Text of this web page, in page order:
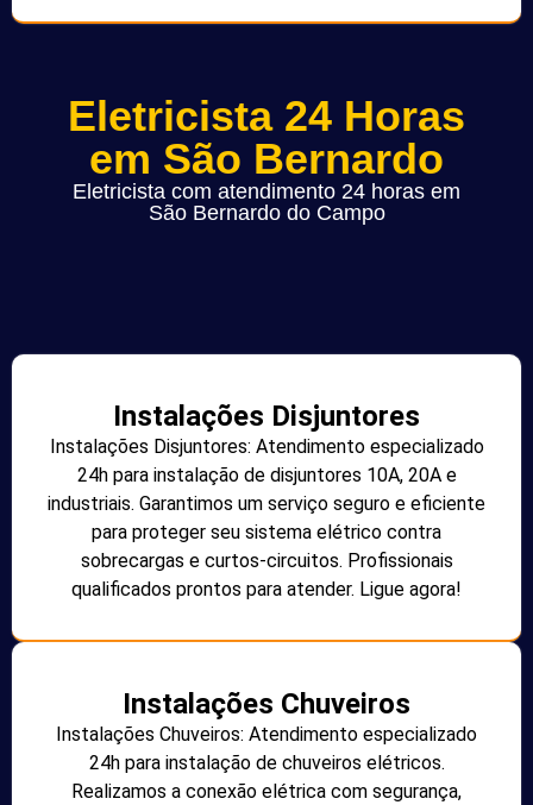
Eletricista 24 Horas
em São Bernardo
Eletricista com atendimento 24 horas em
São Bernardo do Campo
Instalações Disjuntores
Instalações Disjuntores: Atendimento especializado
24h para instalação de disjuntores 10A, 20A e
industriais. Garantimos um serviço seguro e eficiente
para proteger seu sistema elétrico contra
sobrecargas e curtos-circuitos. Profissionais
qualificados prontos para atender. Ligue agora!
Instalações Chuveiros
Instalações Chuveiros: Atendimento especializado
24h para instalação de chuveiros elétricos.
Realizamos a conexão elétrica com segurança,